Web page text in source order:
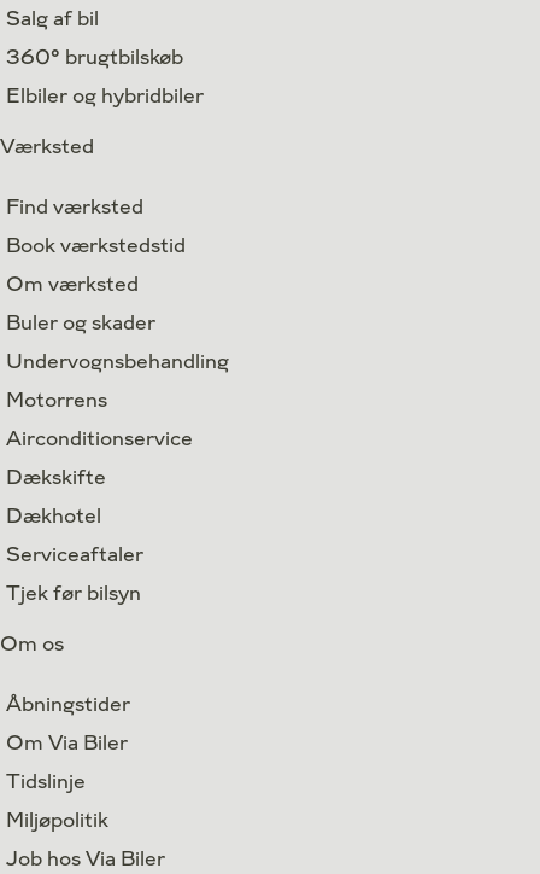
Salg af bil
360° brugtbilskøb
Elbiler og hybridbiler
Værksted
Find værksted
Book værkstedstid
Om værksted
Buler og skader
Undervognsbehandling
Motorrens
Airconditionservice
Dækskifte
Dækhotel
Serviceaftaler
Tjek før bilsyn
Om os
Åbningstider
Om Via Biler
Tidslinje
Miljøpolitik
Job hos Via Biler